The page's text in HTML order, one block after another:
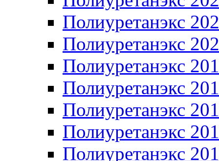
Полиуретанэкс
Полиуретанэкс
Полиуретанэкс
Полиуретанэкс
Полиуретанэкс
Полиуретанэкс
Полиуретанэкс